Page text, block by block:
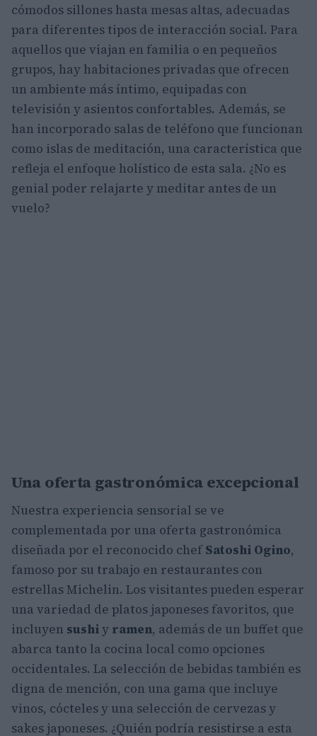
cómodos sillones hasta mesas altas, adecuadas
para diferentes tipos de interacción social. Para
aquellos que viajan en familia o en pequeños
grupos, hay habitaciones privadas que ofrecen
un ambiente más íntimo, equipadas con
televisión y asientos confortables. Además, se
han incorporado salas de teléfono que funcionan
como islas de meditación, una característica que
refleja el enfoque holístico de esta sala. ¿No es
genial poder relajarte y meditar antes de un
vuelo?
Una oferta gastronómica excepcional
Nuestra experiencia sensorial se ve
complementada por una oferta gastronómica
diseñada por el reconocido chefSatoshi Ogino,
famoso por su trabajo en restaurantes con
estrellas Michelin. Los visitantes pueden esperar
una variedad de platos japoneses favoritos, que
incluyen sushiy ramen, además de un buffet que
abarca tanto la cocina local como opciones
occidentales. La selección de bebidas también es
digna de mención, con una gama que incluye
vinos, cócteles y una selección de cervezas y
sakes japoneses. ¿Quién podría resistirse a esta